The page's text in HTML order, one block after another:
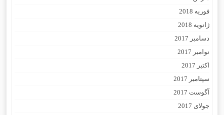
فوریه 2018
ژانویه 2018
دسامبر 2017
نوامبر 2017
اکتبر 2017
سپتامبر 2017
آگوست 2017
جولای 2017